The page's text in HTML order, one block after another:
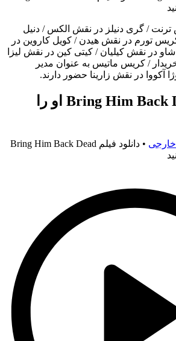
ترنت / گری دنیلز در نقش الکس / دنیل
تورم در نقش هیدن / کویل کاروین در
در نقش کیلیان / کیتی کین در نقش لیزا
/ کریس ماتیس به عنوان مدیر
آکووا در نقش زارینا حضور دارند.
فیلم Bring Him Back Dead 2022 او را
خارجی •
دانلود فیلم Bring Him Back Dead